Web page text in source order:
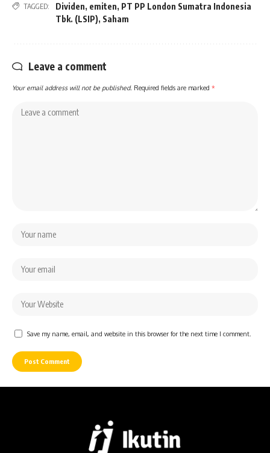
TAGGED: Dividen, emiten, PT PP London Sumatra Indonesia
Tbk. (LSIP), Saham
Leave a comment
Your email address will not be published. Required fields are marked *
Save my name, email, and website in this browser for the next time I comment.